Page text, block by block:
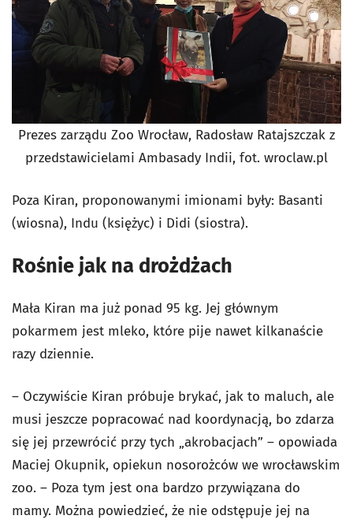
Prezes zarządu Zoo Wrocław, Radosław Ratajszczak z
przedstawicielami Ambasady Indii, fot. wroclaw.pl
Poza Kiran, proponowanymi imionami były: Basanti
(wiosna), Indu (księżyc) i Didi (siostra).
Rośnie jak na drożdżach
Mała Kiran ma już ponad 95 kg. Jej głównym
pokarmem jest mleko, które pije nawet kilkanaście
razy dziennie.
– Oczywiście Kiran próbuje brykać, jak to maluch, ale
musi jeszcze popracować nad koordynacją, bo zdarza
się jej przewrócić przy tych „akrobacjach” – opowiada
Maciej Okupnik, opiekun nosorożców we wrocławskim
zoo. – Poza tym jest ona bardzo przywiązana do
mamy. Można powiedzieć, że nie odstępuje jej na